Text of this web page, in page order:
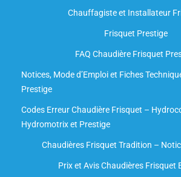
Chauffagiste et Installateur
Frisquet Prestige
FAQ Chaudière Frisquet
Notices, Mode d’Emploi et Fiches
Prestige
Codes Erreur Chaudière Frisquet –
Hydromotrix et Prestige
Chaudières Frisquet Tradition –
Prix et Avis Chaudières Frisquet